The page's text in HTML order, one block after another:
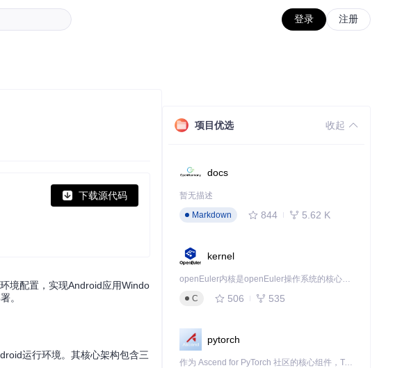
登录 注册
下载源代码
境配置，实现Android应用Windo
。
运行环境。其核心架构包含三
项目优选 收起
docs
暂无描述
Markdown
844 5.62 K
kernel
openEuler内核是openEuler操作系统的核心，既是系统性能与稳定性的基石，也是连接处理器、设备与服务的桥梁。
C
506 535
pytorch
作为 Ascend for PyTorch 社区的核心组件，TorchNPU 是昇腾专为 PyTorch 打造的深度学习适配插件，使 PyTorch 框架能够直接调用昇腾 NPU，为开发者提供昇腾 AI 处理器的超强算力。